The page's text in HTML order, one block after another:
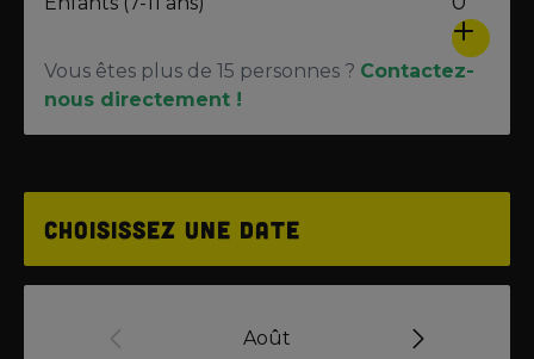
Vous êtes plus de 15 personnes ? Contactez-
nous directement !
Choisissez une date
Août